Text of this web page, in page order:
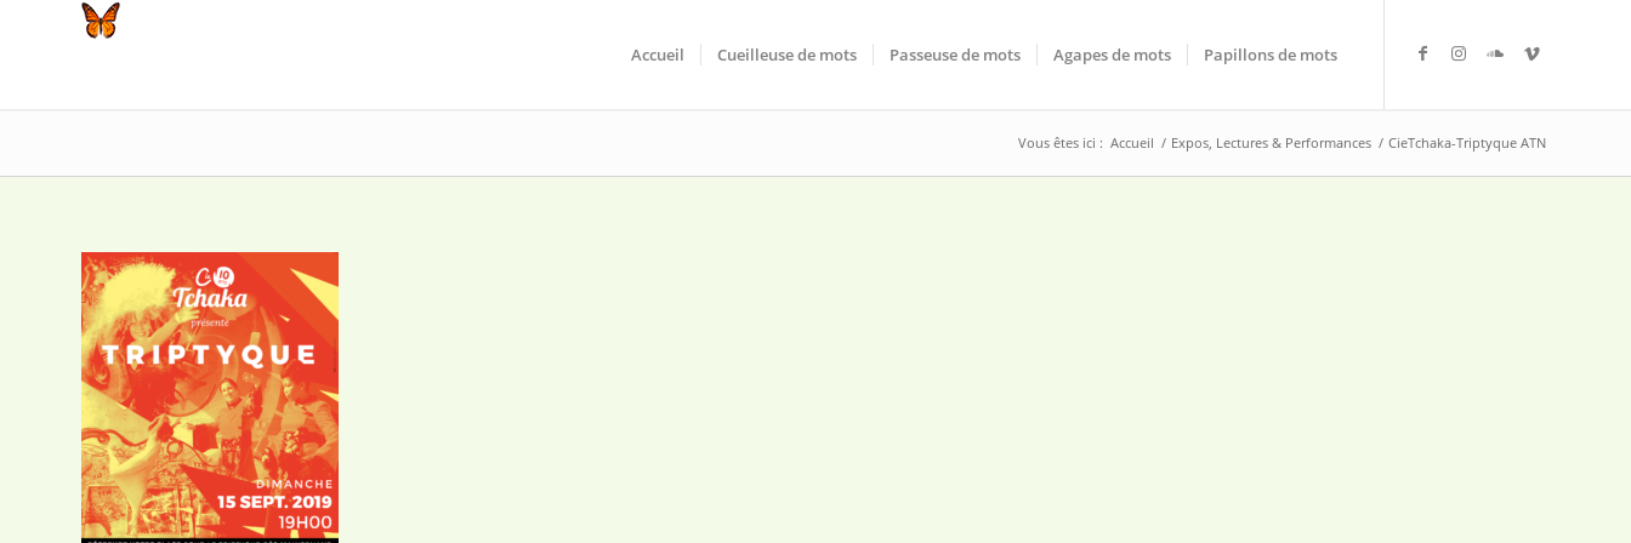
Accueil Cueilleuse de mots Passeuse de mots Agapes de mots Papillons de mots
Vous êtes ici : Accueil / Expos, Lectures & Performances / CieTchaka-Triptyque ATN